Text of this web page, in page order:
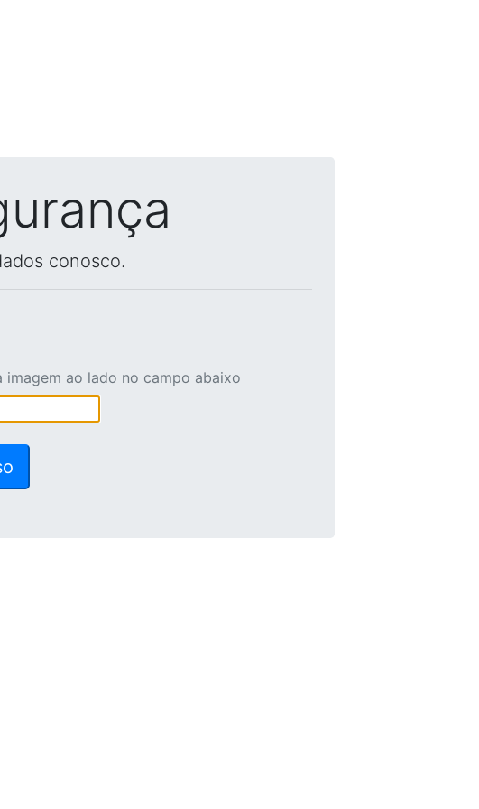
conosco.
imagem ao lado no campo abaixo